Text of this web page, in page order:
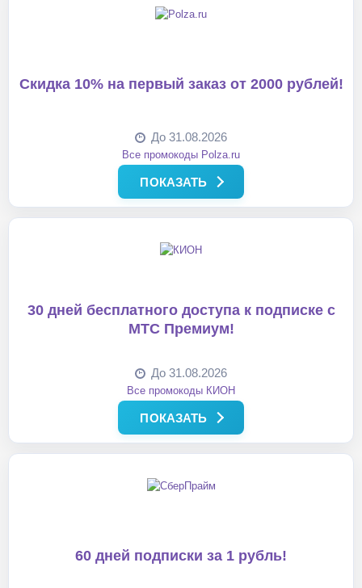
Скидка 10% на первый заказ от 2000 рублей!
До 31.08.2026
Все промокоды Polza.ru
ПОКАЗАТЬ
30 дней бесплатного доступа к подписке с
МТС Премиум!
До 31.08.2026
Все промокоды КИОН
ПОКАЗАТЬ
60 дней подписки за 1 рубль!